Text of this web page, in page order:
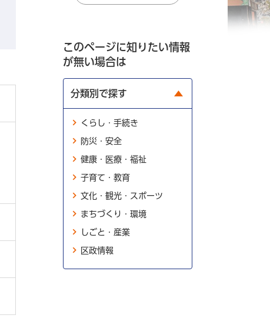
このページに知りたい情報
が無い場合は
分類別で探す
くらし・手続き
防災・安全
健康・医療・福祉
子育て・教育
文化・観光・スポーツ
まちづくり・環境
しごと・産業
区政情報